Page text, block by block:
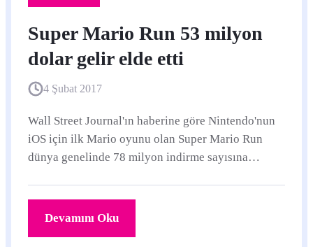
Super Mario Run 53 milyon
dolar gelir elde etti
4 Şubat 2017
Wall Street Journal'ın haberine göre Nintendo'nun
iOS için ilk Mario oyunu olan Super Mario Run
dünya genelinde 78 milyon indirme sayısına
Devamını Oku